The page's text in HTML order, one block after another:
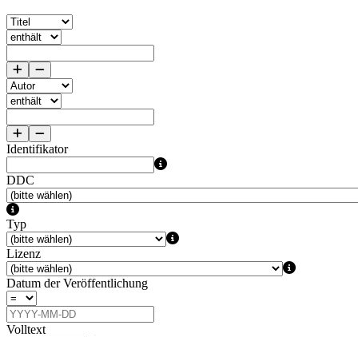
Identifikator
DDC
Typ
Lizenz
Datum der Veröffentlichung
Volltext